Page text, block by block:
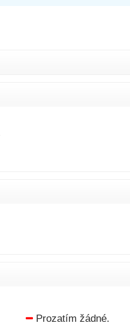
Prozatím žádné.